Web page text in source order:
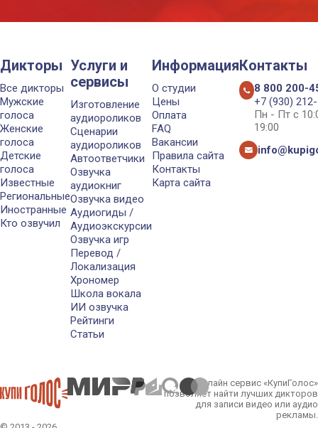
Дикторы
Все дикторы
Мужские
голоса
Женские
голоса
Детские
голоса
Известные
Региональные
Иностранные
Кто озвучил
Услуги и
сервисы
Изготовление
аудиороликов
Сценарии
аудиороликов
Автоответчики
Озвучка
аудиокниг
Озвучка видео
Аудиогиды /
Аудиоэкскурсии
Озвучка игр
Перевод /
Локализация
Хрономер
Школа вокала
ИИ озвучка
Рейтинги
Статьи
Информация
О студии
Цены
Оплата
FAQ
Вакансии
Правила сайта
Контакты
Карта сайта
Контакты
8 800 200-
+7 (930)
Пн - Пт с
19:00
Онлайн сервис «КупиГолос»
позволяет найти лучших дикторов
для записи видео или аудио
рекламы.